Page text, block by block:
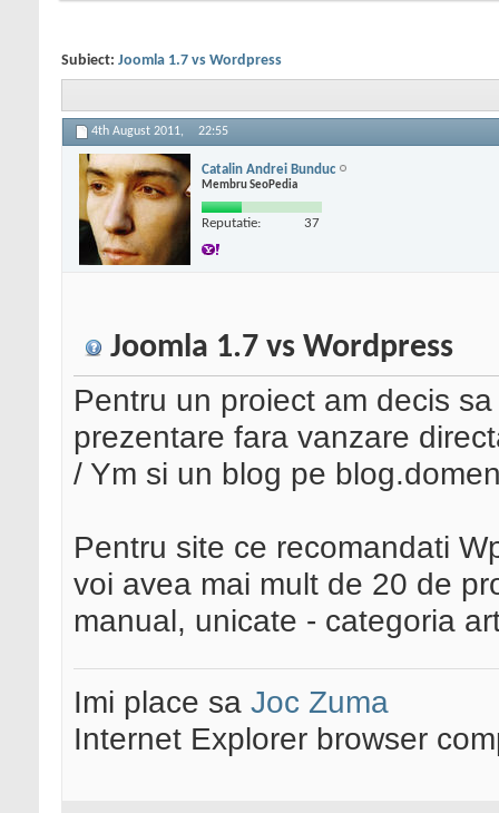
Subiect: Joomla 1.7 vs Wordpress
4th August 2011, 22:55
Catalin Andrei Bunduc
Membru SeoPedia
Reputatie: 37
Joomla 1.7 vs Wordpress
Pentru un proiect am decis
prezentare fara vanzare
/ Ym si un blog pe
Pentru site ce recomandati
voi avea mai mult de 20 de
manual, unicate - categoria
Imi place sa Joc Zuma
Internet Explorer browser